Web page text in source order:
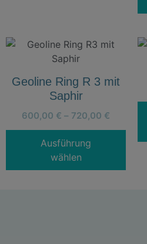
Geoline Ring R 3 mit
Saphir
600,00 € – 720,00 €
Ausführung
wählen